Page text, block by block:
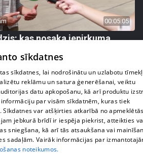
00:05:05
kas nosaka iepirkuma
sīkdatnes
sīkdatnes, lai nodrošinātu un uzlabotu
reklāmu un satura ģenerēšanai, veiktu
datu apkopošanu, kā arī produktu
par visām sīkdatnēm, kuras tiek
var atšķirties atkarībā no
jebkurā brīdī ir iespēja piekrist, atteikties
sniegšana, kā arī tās atsaukšana vai
sadaļām. Vairāk informācijas par
noteikumos.